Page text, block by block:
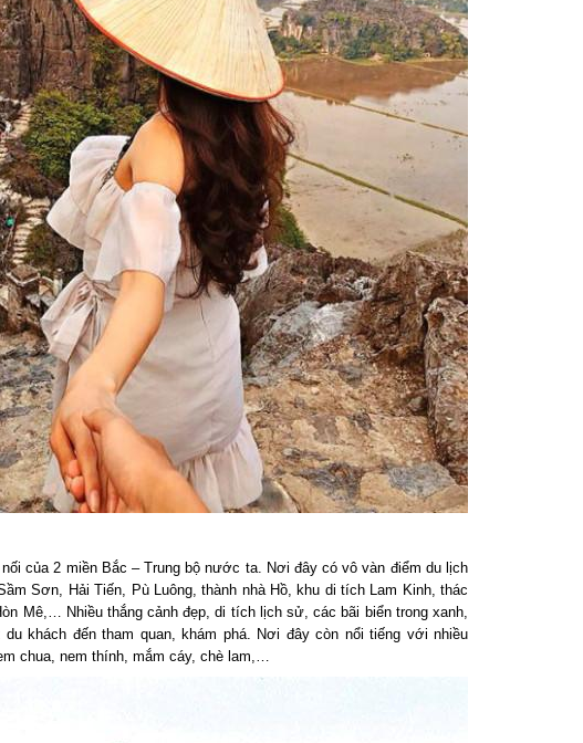
của 2 miền Bắc – Trung bộ nước ta. Nơi đây có vô vànđiểm du lịch
Sơn, Hải Tiến, Pù Luông, thành nhà Hồ, khu di tích Lam Kinh, thác
Mê,… Nhiều thắng cảnh đẹp, di tích lịch sử, các bãi biển trong xanh,
khách đến tham quan, khám phá. Nơi đây còn nổi tiếng với nhiều
chua, nem thính, mắm cáy, chè lam,…